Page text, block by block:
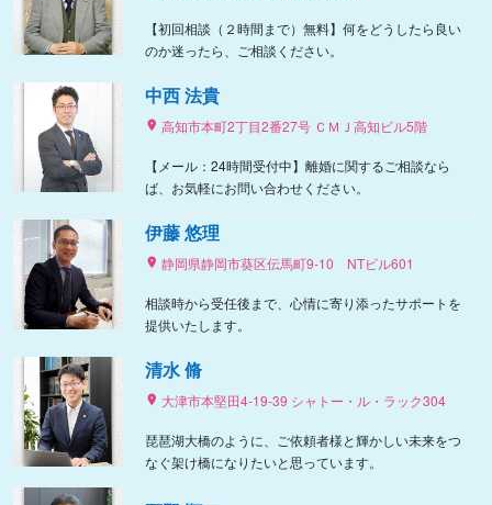
【初回相談（２時間まで）無料】何をどうしたら良い
のか迷ったら、ご相談ください。
中西 法貴
高知市本町2丁目2番27号 ＣＭＪ高知ビル5階
【メール：24時間受付中】離婚に関するご相談なら
ば、お気軽にお問い合わせください。
伊藤 悠理
静岡県静岡市葵区伝馬町9‐10 NTビル601
相談時から受任後まで、心情に寄り添ったサポートを
提供いたします。
清水 脩
大津市本堅田4-19-39 シャトー・ル・ラック304
琵琶湖大橋のように、ご依頼者様と輝かしい未来をつ
なぐ架け橋になりたいと思っています。